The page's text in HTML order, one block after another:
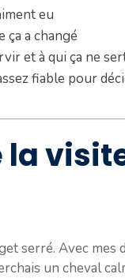
eu
ça a changé
et à qui ça ne
fiable pour
la
serré. Avec mes
un cheval